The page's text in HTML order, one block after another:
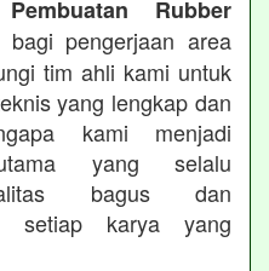
Rubber
pengerjaan area
tim ahli kami untuk
yang lengkap dan
kami menjadi
yang selalu
bagus dan
setiap karya yang